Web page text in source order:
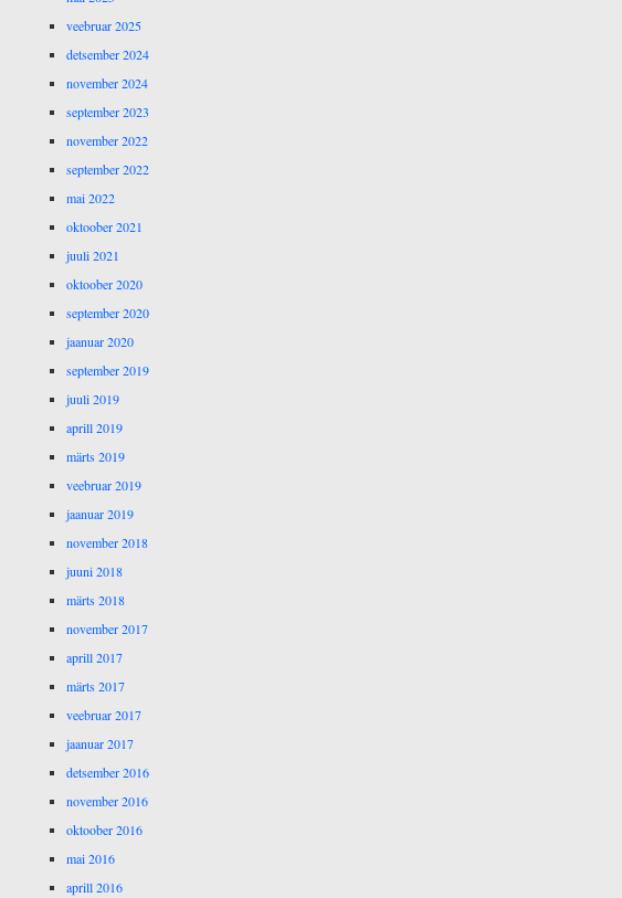
veebruar 2025
detsember 2024
november 2024
september 2023
november 2022
september 2022
mai 2022
oktoober 2021
juuli 2021
oktoober 2020
september 2020
jaanuar 2020
september 2019
juuli 2019
aprill 2019
märts 2019
veebruar 2019
jaanuar 2019
november 2018
juuni 2018
märts 2018
november 2017
aprill 2017
märts 2017
veebruar 2017
jaanuar 2017
detsember 2016
november 2016
oktoober 2016
mai 2016
aprill 2016